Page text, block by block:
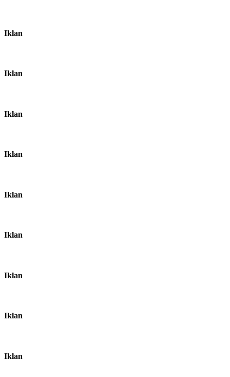
Iklan
Iklan
Iklan
Iklan
Iklan
Iklan
Iklan
Iklan
Iklan